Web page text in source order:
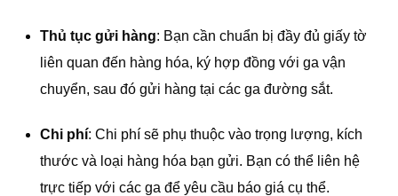
Thủ tục gửi hàng: Bạn cần chuẩn bị đầy đủ giấy tờ
liên quan đến hàng hóa, ký hợp đồng với ga vận
chuyển, sau đó gửi hàng tại các ga đường sắt.
Chi phí: Chi phí sẽ phụ thuộc vào trọng lượng, kích
thước và loại hàng hóa bạn gửi. Bạn có thể liên hệ
trực tiếp với các ga để yêu cầu báo giá cụ thể.